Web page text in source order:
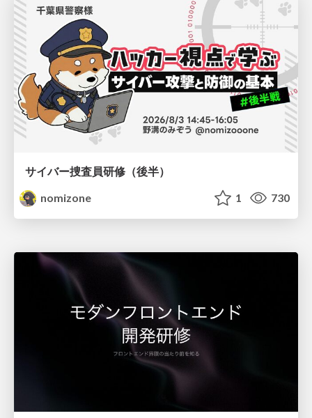
サイバー捜査員研修（後半）
nomizone
1 730